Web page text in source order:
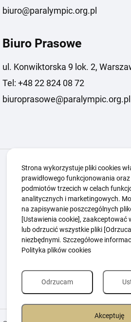
biuro@paralympic.org.pl
Biuro Prasowe
ul. Konwiktorska 9 lok. 2,
Tel: +48 22 824 08 72
biuroprasowe@paralympic.org.pl
Igrzyska Paralimpijskie
Kwalifikacje ZSK
Kluby
Edukacja
Guttmanny
Polityka Ochrony Dzieci
Polityka plików cookie
Strona wykorzystuje pliki cookies
prawidłowego funkcjonowania
podmiotów trzecich w celach
analitycznych i marketingowych.
na zapisywanie poszczególnych
[Ustawienia cookie], zaakceptować
lub odrzucić wszystkie pliki
niezbędnymi. Szczegółowe
Polityka plików cookies
Akceptuję
Odrzucam